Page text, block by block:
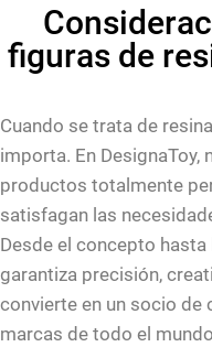
figuras de
Cuando se trata de
importa. En
productos totalmente
satisfagan las
Desde el concepto
garantiza precisión,
convierte en un socio de
marcas de todo el